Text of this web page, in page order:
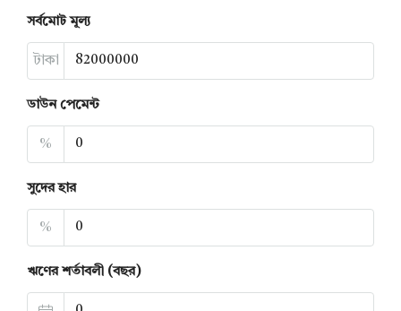
সর্বমোট মূল্য
টাকা
ডাউন পেমেন্ট
%
সুদের হার
%
ঋণের শর্তাবলী (বছর)